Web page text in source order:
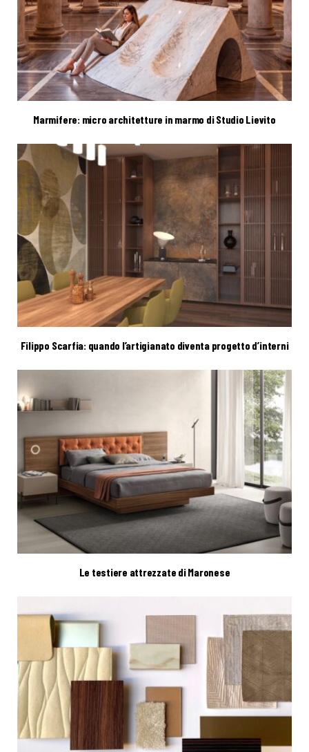
Marmifere: micro architetture in marmo di Studio Lievito
Filippo Scarfia: quando l’artigianato diventa progetto d’interni
Le testiere attrezzate di Maronese